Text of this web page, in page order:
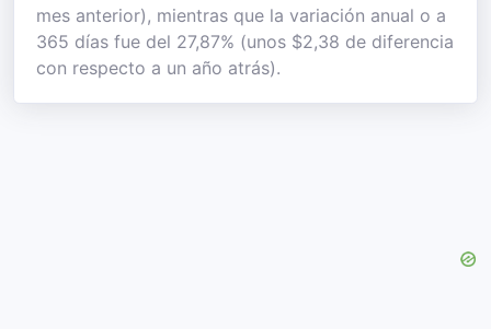
mes anterior), mientras que la variación anual o a
365 días fue del 27,87% (unos $2,38 de diferencia
con respecto a un año atrás).